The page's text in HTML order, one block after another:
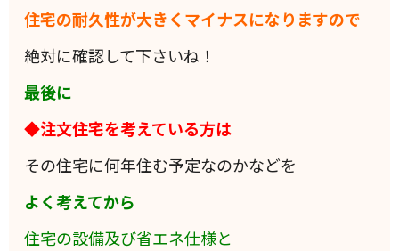
住宅の耐久性が大きくマイナスになりますので
絶対に確認して下さいね！
最後に
◆注文住宅を考えている方は
その住宅に何年住む予定なのかなどを
よく考えてから
住宅の設備及び省エネ仕様と